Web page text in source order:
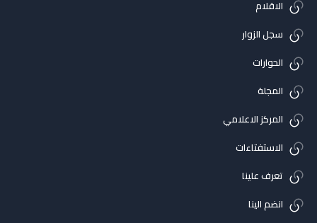
الاقلام
سجل الزوار
الحوارات
المجلة
المركز الاعلامي
الاستفتاءات
تعرف علينا
انضم الينا